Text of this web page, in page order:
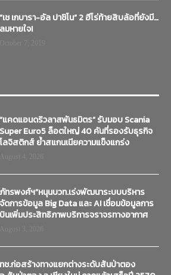
“เช เกบารา-อัล ปาชิโน” 2 ฮีโร่ท้ายสิบล้อที่ยังมี…
ลมหายใจ!
“แคดแอนดริวลาสพันธมิตร” รับมอบ Scania
Super Euro5 ล็อตใหญ่ 40 คันที่รองรับธุรกิจ
โลจิสติกส์ ย้ำสแกนเนียความแข็งแกร่ง
ภัทรพงศ์ฯ”หนุนบวท.เร่งพัฒนาระบบบริหาร
จัดการข้อมูล Big Data และ AI เชื่อมข้อมูลการ
บินเพิ่มประสิทธิภาพบริการจราจรทางอากาศ
ทช.ก่อสร้างทางแยกต่างระดับสันป่าตอง